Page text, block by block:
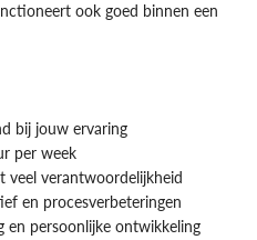
ook goed binnen een
bij jouw ervaring
per week
veel verantwoordelijkheid
en procesverbeteringen
en persoonlijke ontwikkeling